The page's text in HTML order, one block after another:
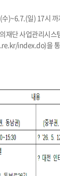
)~6.7.(일) 17시 까
재단 사업관리시스
index.do)을 통